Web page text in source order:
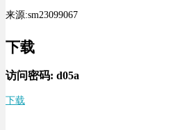
来源:sm23099067
下载
访问密码: d05a
下载